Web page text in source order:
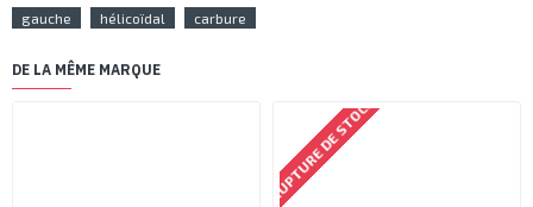
gauche
hélicoïdal carbure
DE LA MÊME MARQUE
RUPTURE DE STOCK